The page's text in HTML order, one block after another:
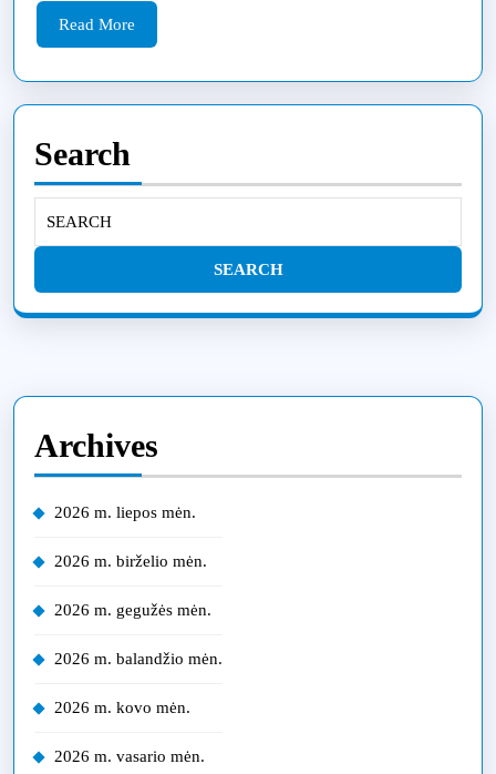
Read More
More
Search
for:
Archives
2026 m. liepos mėn.
2026 m. birželio mėn.
2026 m. gegužės mėn.
2026 m. balandžio mėn.
2026 m. kovo mėn.
2026 m. vasario mėn.